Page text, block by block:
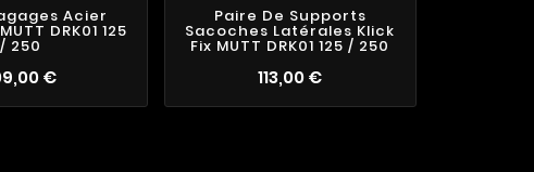
Acier
DRK01 125
/ 250
€
Paire De Supports
Sacoches Latérales Klick
Fix MUTT DRK01 125 / 250
113,00 €